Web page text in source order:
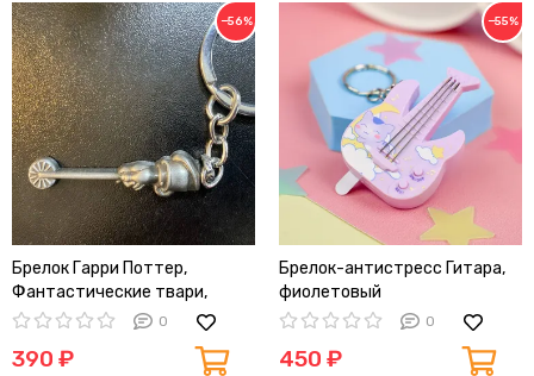
−56%
Брелок Гарри Поттер,
Фантастические твари,
палочка, металл
0
390 ₽
−55%
Брелок-антистресс Гитара,
фиолетовый
0
450 ₽